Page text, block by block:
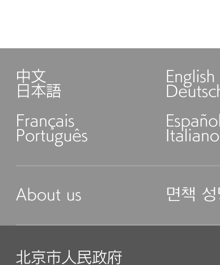
中文 English
日本語
Français
Português Italiano
About us 면책
北京市人民政府